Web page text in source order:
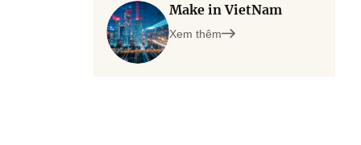
Make in VietNam
Xem thêm